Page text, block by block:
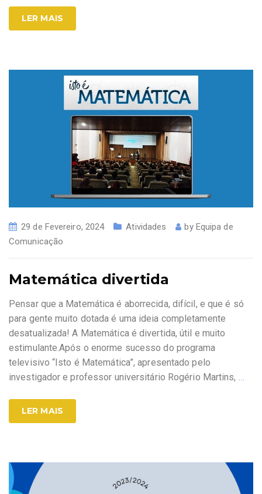
LER MAIS
29 de Fevereiro, 2024 Atividades by Equipa de
Comunicação
Matemática divertida
Pensar que a Matemática é aborrecida, difícil, e que é só
para gente muito dotada é uma ideia completamente
desatualizada! A Matemática é divertida, útil e muito
estimulante.Após o enorme sucesso do programa
televisivo “Isto é Matemática”, apresentado pelo
investigador e professor universitário Rogério Martins, …
LER MAIS